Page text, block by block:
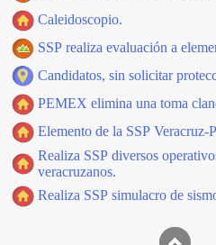
Caleidoscopio.
SSP realiza evaluación a
Candidatos, sin solicitar
PEMEX elimina una toma
Elemento de la SSP Veracruz-
Realiza SSP diversos
veracruzanos.
Realiza SSP simulacro de